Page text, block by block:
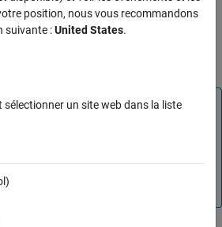
and examples of coding rules
documentation
longer supports checking compliance with
for these workflows. See
for Checking Coding Standards
to Bug Finder
position, nous vous recommandons
suivante :United States.
sélectionner un site web dans la liste